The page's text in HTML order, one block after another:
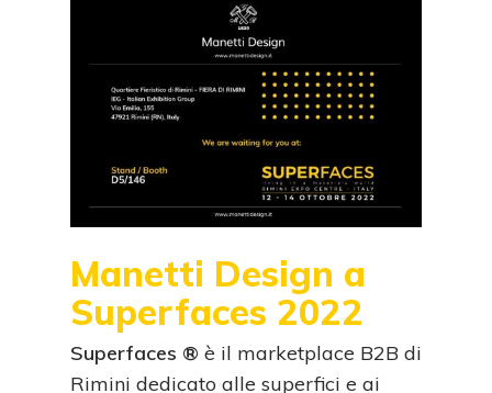
Manetti Design a
Superfaces 2022
Superfaces ® è il marketplace B2B di
Rimini dedicato alle superfici e ai